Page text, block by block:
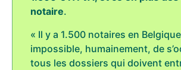
notaire.
« Il y a 1.500 notaires en
impossible, humainement, de
tous les dossiers qui doivent